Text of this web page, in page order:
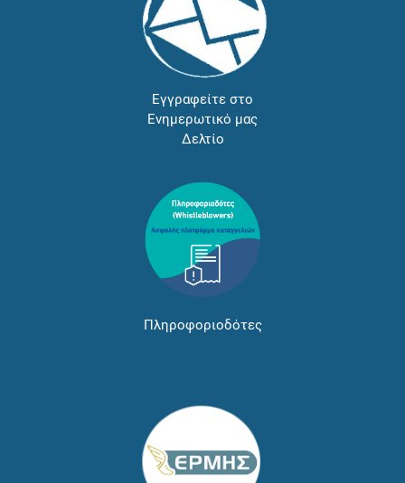
Εγγραφείτε στο
Ενημερωτικό μας
Δελτίο
Πληροφοριοδότες